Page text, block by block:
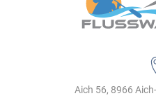
Aich 56, 8966